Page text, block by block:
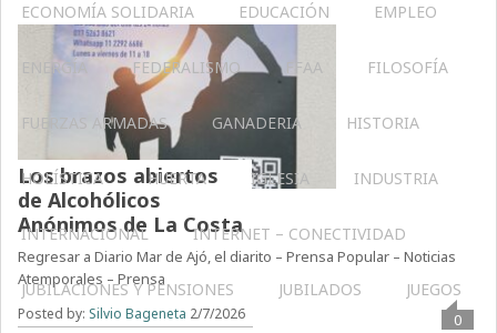
ECONOMÍA SOLIDARIA EDUCACIÓN EMPLEO
ENERGÍA FEDERALISMO FFAA FILOSOFÍA
FUERZAS ARMADAS GANADERIA HISTORIA
HOLÍSTICA HUERTA IGLESIA INDUSTRIA
INTERNACIONAL INTERNET – CONECTIVIDAD
JUBILACIONES Y PENSIONES JUBILADOS JUEGOS
Los brazos abiertos
de Alcohólicos
Anónimos de La Costa
Regresar a Diario Mar de Ajó, el diarito – Prensa Popular – Noticias
Atemporales – Prensa
Posted by: Silvio Bageneta 2/7/2026 0